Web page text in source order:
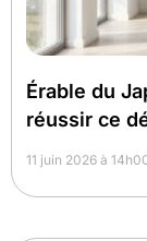
Érable du
réussir ce
11 juin 2026 à